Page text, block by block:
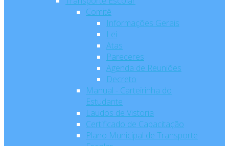
Comitê
Informações Gerais
Lei
Atas
Pareceres
Agenda de Reuniões
Decreto
Manual - Carteirinha do
Estudante
Laudos de Vistoria
Certificado de Capacitação
Plano Municipal de Transporte